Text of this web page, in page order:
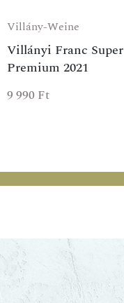
Villány-Weine
Villányi Franc Super
Premium 2021
9 990 Ft